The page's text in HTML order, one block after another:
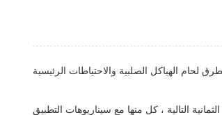
لحام الهياكل الصلبية والاحتياطات الرئيسية
التالية ، كل منها مع سيناريوهات التطبيق